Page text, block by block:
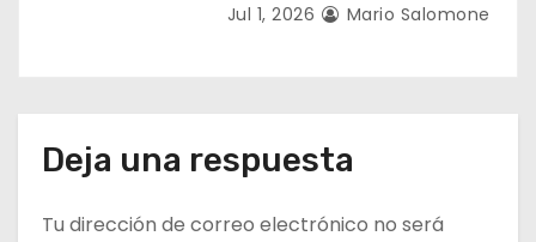
Jul 1, 2026 Mario Salomone
Deja una respuesta
Tu dirección de correo electrónico no será